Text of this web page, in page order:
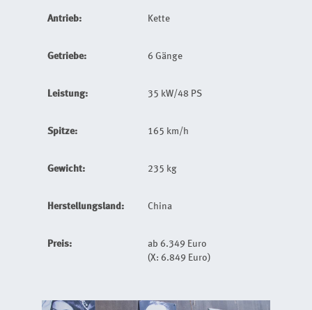
Antrieb: Kette
Getriebe: 6 Gänge
Leistung: 35 kW/48 PS
Spitze: 165 km/h
Gewicht: 235 kg
Herstellungsland: China
Preis:
ab 6.349 Euro
(X: 6.849 Euro)